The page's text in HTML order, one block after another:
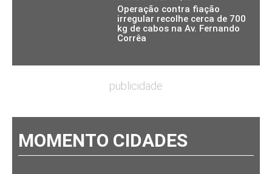
Operação contra fiação
irregular recolhe cerca de 700
kg de cabos na Av. Fernando
Corrêa
publicidade
MOMENTO CIDADES